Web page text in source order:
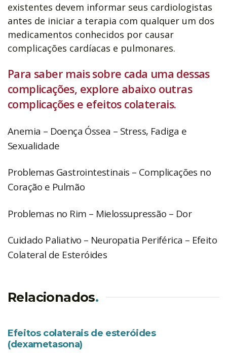
existentes devem informar seus cardiologistas
antes de iniciar a terapia com qualquer um dos
medicamentos conhecidos por causar
complicações cardíacas e pulmonares.
Para saber mais sobre cada uma dessas
complicações, explore abaixo outras
complicações e efeitos colaterais.
Anemia – Doença Óssea – Stress, Fadiga e
Sexualidade
Problemas Gastrointestinais – Complicações no
Coração e Pulmão
Problemas no Rim – Mielossupressão – Dor
Cuidado Paliativo – Neuropatia Periférica – Efeito
Colateral de Esteróides
Relacionados.
Efeitos colaterais de esteróides
(dexametasona)